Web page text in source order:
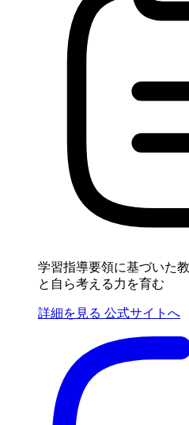
学習指導要領に基づいた
と自ら考える力を育む
詳細を見る 公式サイトへ